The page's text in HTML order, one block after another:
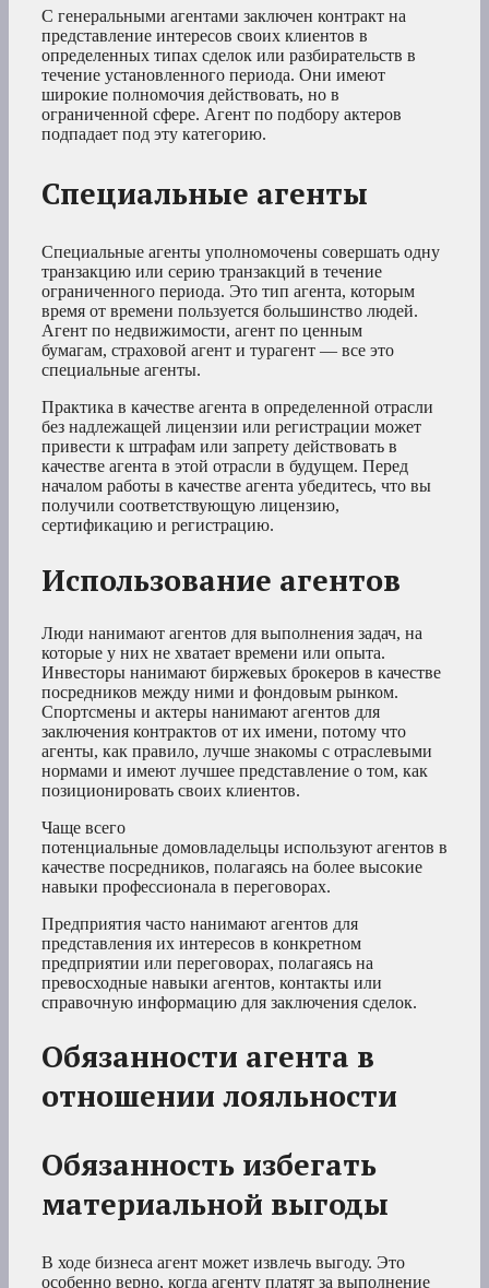
С генеральными агентами заключен контракт на
представление интересов своих клиентов в
определенных типах сделок или разбирательств в
течение установленного периода. Они имеют
широкие полномочия действовать, но в
ограниченной сфере. Агент по подбору актеров
подпадает под эту категорию.
Специальные агенты
Специальные агенты уполномочены совершать одну
транзакцию или серию транзакций в течение
ограниченного периода. Это тип агента, которым
время от времени пользуется большинство людей.
Агент по недвижимости, агент по ценным
бумагам, страховой агент и турагент — все это
специальные агенты.
Практика в качестве агента в определенной отрасли
без надлежащей лицензии или регистрации может
привести к штрафам или запрету действовать в
качестве агента в этой отрасли в будущем. Перед
началом работы в качестве агента убедитесь, что вы
получили соответствующую лицензию,
сертификацию и регистрацию.
Использование агентов
Люди нанимают агентов для выполнения задач, на
которые у них не хватает времени или опыта.
Инвесторы нанимают биржевых брокеров в качестве
посредников между ними и фондовым рынком.
Спортсмены и актеры нанимают агентов для
заключения контрактов от их имени, потому что
агенты, как правило, лучше знакомы с отраслевыми
нормами и имеют лучшее представление о том, как
позиционировать своих клиентов.
Чаще всего
потенциальные домовладельцы используют агентов в
качестве посредников, полагаясь на более высокие
навыки профессионала в переговорах.
Предприятия часто нанимают агентов для
представления их интересов в конкретном
предприятии или переговорах, полагаясь на
превосходные навыки агентов, контакты или
справочную информацию для заключения сделок.
Обязанности агента в
отношении лояльности
Обязанность избегать
материальной выгоды
В ходе бизнеса агент может извлечь выгоду. Это
особенно верно, когда агенту платят за выполнение